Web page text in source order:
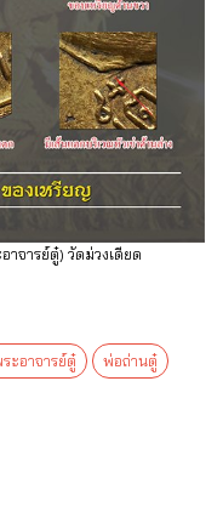
าจารย์ตู๋) วัดม่วงเดียด
ะอาจารย์ตู๋ พ่อถ่านตู๋